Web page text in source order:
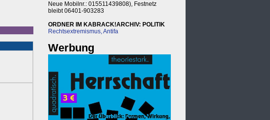
Neue Mobilnr.: 015511439808), Festnetz
bleibt 06401-903283
ORDNER IM KABRACK!ARCHIV: POLITIK
Rechtsextremismus, Antifa
Werbung